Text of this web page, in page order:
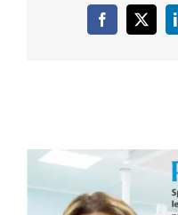
Facebook
X